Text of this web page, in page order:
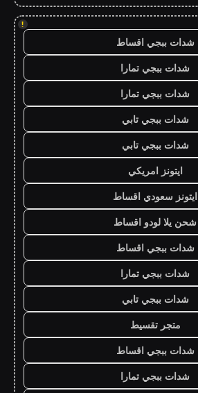
!
شدات ببجي اقساط
شدات ببجي تمارا
شدات ببجي تمارا
شدات ببجي تابي
شدات ببجي تابي
ايتونز امريكي
ايتونز سعودي اقساط
شحن يلا لودو اقساط
شدات ببجي اقساط
شدات ببجي تمارا
شدات ببجي تابي
متجر تقسيط
شدات ببجي اقساط
شدات ببجي تمارا